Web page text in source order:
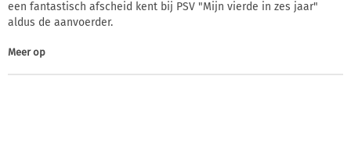
een fantastisch afscheid kent bij PSV "Mijn vierde in zes jaar"
aldus de aanvoerder.
Meer op